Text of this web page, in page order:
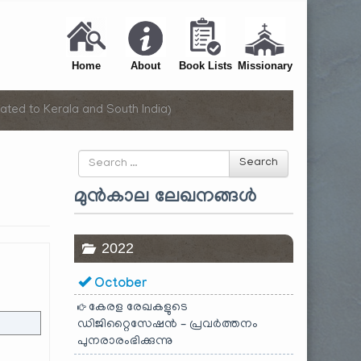
Home About Book Lists Missionary
to Kerala and South India)
Search
for
Search
മുൻകാല ലേഖനങ്ങൾ
2022
October
കേരള രേഖകളുടെ
ഡിജിറ്റൈസേഷൻ – പ്രവർത്തനം
പുനരാരംഭിക്കുന്നു